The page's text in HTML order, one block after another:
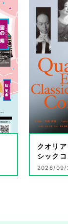
クオリ
シック
2026/09/
16:00開